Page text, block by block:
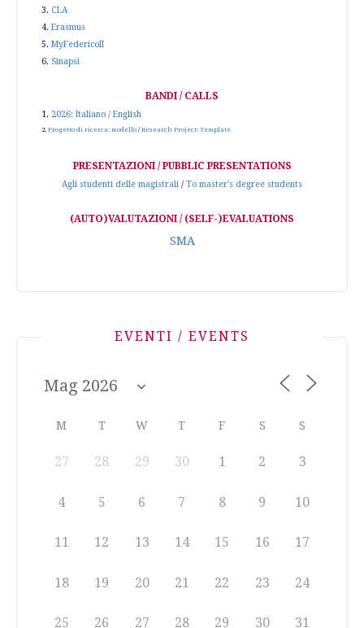
3. CLA
4. Erasmus
5. MyFedericoII
6. Sinapsi
BANDI / CALLS
1. 2026: Italiano / English
2. Progetto di ricerca: modello /Research Project: Template
PRESENTAZIONI / PUBBLIC PRESENTATIONS
Agli studenti delle magistrali / To master's degree students
(AUTO)VALUTAZIONI / (SELF-)EVALUATIONS
SMA
EVENTI / EVENTS
M T W T F S S
27 28 29 30 1 2 3
4 5 6 7 8 9 10
11 12 13 14 15 16 17
18 19 20 21 22 23 24
25 26 27 28 29 30 31